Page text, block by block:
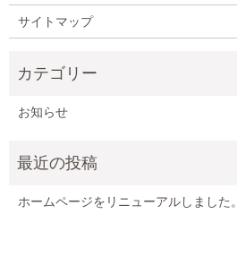
サイトマップ
お知らせ
ホームページをリニューアルしました。